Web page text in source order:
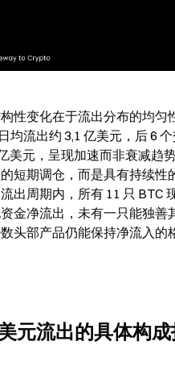
性变化在于流出分布的均匀
均流出约 3,1 亿美元，后 6
美元，呈现加速而非衰减趋
短期调仓，而是具有持续性
出周期内，所有 11 只 BTC
金净流出，未有一只能独善
头部产品仍能保持净流入的
元流出的具体构